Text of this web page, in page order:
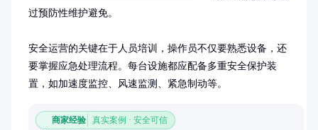
过预防性维护避免。
安全运营的关键在于人员培训，操作员不仅要熟悉设备，还
要掌握应急处理流程。每台设施都应配备多重安全保护装
置，如加速度监控、风速监测、紧急制动等。
商家经验 真实案例 · 安全可信